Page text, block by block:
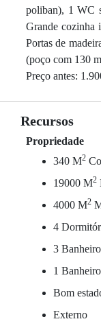
poliban), 1 WC
Grande cozinha
Portas de
(poço com 130
Preço antes:
Recursos
Propriedade
340 M2
19000 M2
4000 M2
4
3
1 Banheiro
Bom
Externo